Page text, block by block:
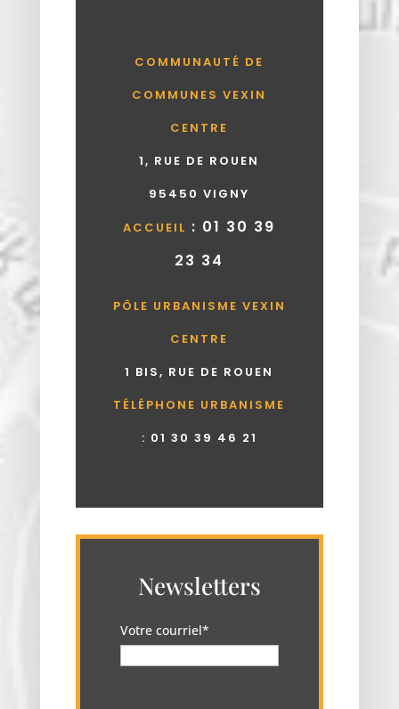
COMMUNAUTÉ DE
COMMUNES VEXIN
CENTRE
1, RUE DE ROUEN
95450 VIGNY
ACCUEIL : 01 30 39
23 34
PÔLE URBANISME VEXIN
CENTRE
1 BIS, RUE DE ROUEN
TÉLÉPHONE URBANISME
: 01 30 39 46 21
Newsletters
Votre courriel*